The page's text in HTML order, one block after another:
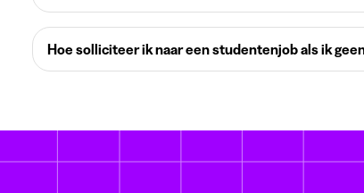
Hoe solliciteer ik naar een studentenjob als ik